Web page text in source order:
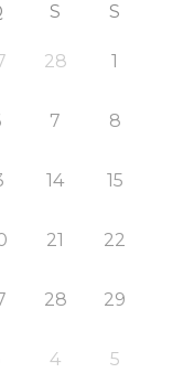
S S
28 1
7 8
14 15
21 22
28 29
4 5